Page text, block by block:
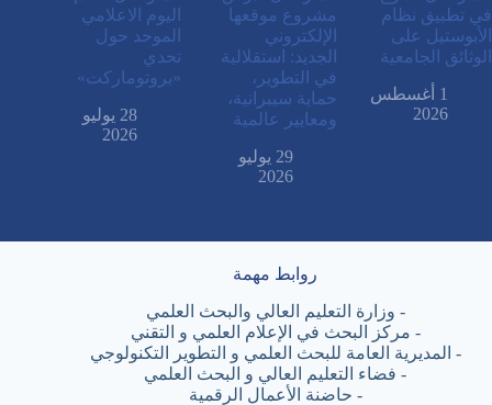
في تطبيق نظام
الأبوستيل على
الوثائق الجامعية
1 أغسطس
2026
مشروع موقعها
الإلكتروني
الجديد: استقلالية
في التطوير،
حماية سيبرانية،
ومعايير عالمية
29 يوليو
2026
اليوم الاعلامي
الموحد حول
تحدي
«بروتوماركت»
28 يوليو
2026
روابط مهمة
- وزارة التعليم العالي والبحث العلمي
- مركز البحث في الإعلام العلمي و التقني
- المديرية العامة للبحث العلمي و التطوير التكنولوجي
- فضاء التعليم العالي و البحث العلمي
- حاضنة الأعمال الرقمية